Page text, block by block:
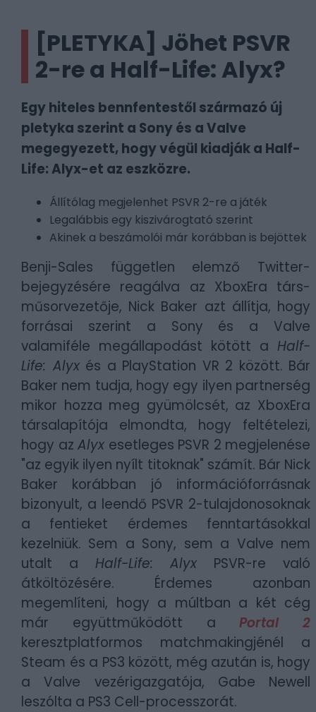
[PLETYKA] Jöhet PSVR
2-re a Half-Life: Alyx?
Egy hiteles bennfentestől származó új
pletyka szerint a Sony és a Valve
megegyezett, hogy végül kiadják a Half-
Life: Alyx-et az eszközre.
Állítólag megjelenhet PSVR 2-re a játék
Legalábbis egy kiszivárogtató szerint
Akinek a beszámolói már korábban is bejöttek
Benji-Sales független elemző Twitter-
bejegyzésére reagálva az XboxEra társ-
műsorvezetője, Nick Baker azt állítja, hogy
forrásai szerint a Sony és a Valve
valamiféle megállapodást kötött a Half-
Life: Alyxés a PlayStation VR 2 között. Bár
Baker nem tudja, hogy egy ilyen partnerség
mikor hozza meg gyümölcsét, az XboxEra
társalapítója elmondta, hogy feltételezi,
hogy az Alyx esetleges PSVR 2 megjelenése
"az egyik ilyen nyílt titoknak" számít. Bár Nick
Baker korábban jó információforrásnak
bizonyult, a leendő PSVR 2-tulajdonosoknak
a fentieket érdemes fenntartásokkal
kezelniük. Sem a Sony, sem a Valve nem
utalt a Half-Life: Alyx PSVR-re való
átköltözésére. Érdemes azonban
megemlíteni, hogy a múltban a két cég
már együttműködött aPortal 2
keresztplatformos matchmakingjénél a
Steam és a PS3 között, még azután is, hogy
a Valve vezérigazgatója, Gabe Newell
leszólta a PS3 Cell-processzorát.